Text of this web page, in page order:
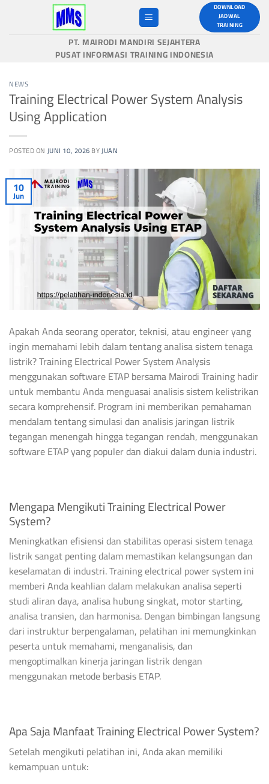
DOWNLOAD
JADWAL
TRAINING
PT. MAIRODI MANDIRI SEJAHTERA
PUSAT INFORMASI TRAINING INDONESIA
NEWS
Training Electrical Power System Analysis
Using Application
POSTED ON JUNI 10, 2026BYJUAN
10
Jun
Apakah Anda seorang operator, teknisi, atau engineer yang
ingin memahami lebih dalam tentang analisa sistem tenaga
listrik? Training Electrical Power System Analysis
menggunakan software ETAP bersama Mairodi Training hadir
untuk membantu Anda menguasai analisis sistem kelistrikan
secara komprehensif. Program ini memberikan pemahaman
mendalam tentang simulasi dan analisis jaringan listrik
tegangan menengah hingga tegangan rendah, menggunakan
software ETAP yang populer dan diakui dalam dunia industri.
Mengapa Mengikuti Training Electrical Power
System?
Meningkatkan efisiensi dan stabilitas operasi sistem tenaga
listrik sangat penting dalam memastikan kelangsungan dan
keselamatan di industri. Training electrical power system ini
memberi Anda keahlian dalam melakukan analisa seperti
studi aliran daya, analisa hubung singkat, motor starting,
analisa transien, dan harmonisa. Dengan bimbingan langsung
dari instruktur berpengalaman, pelatihan ini memungkinkan
peserta untuk memahami, menganalisis, dan
mengoptimalkan kinerja jaringan listrik dengan
menggunakan metode berbasis ETAP.
Apa Saja Manfaat Training Electrical Power System?
Setelah mengikuti pelatihan ini, Anda akan memiliki
kemampuan untuk: